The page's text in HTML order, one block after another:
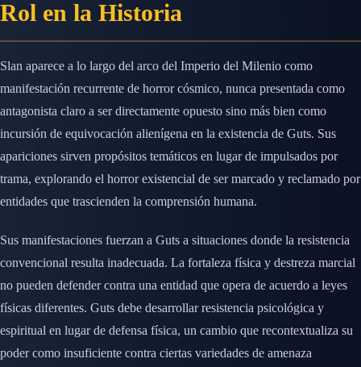
Rol en la Historia
Slan aparece a lo largo del arco del Imperio del Milenio como
manifestación recurrente de horror cósmico, nunca presentada como
antagonista claro a ser directamente opuesto sino más bien como
incursión de equivocación alienígena en la existencia de Guts. Sus
apariciones sirven propósitos temáticos en lugar de impulsados por
trama, explorando el horror existencial de ser marcado y reclamado por
entidades que trascienden la comprensión humana.
Sus manifestaciones fuerzan a Guts a situaciones donde la resistencia
convencional resulta inadecuada. La fortaleza física y destreza marcial
no pueden defender contra una entidad que opera de acuerdo a leyes
físicas diferentes. Guts debe desarrollar resistencia psicológica y
espiritual en lugar de defensa física, un cambio que recontextualiza su
poder como insuficiente contra ciertas variedades de amenaza